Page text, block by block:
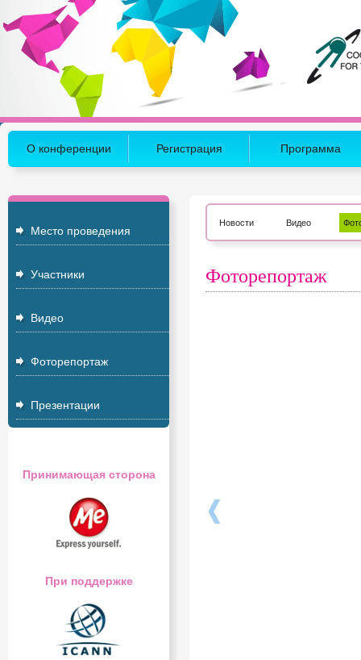
О конференции Регистрация Программа
Место проведения
Участники
Видео
Фоторепортаж
Презентации
Принимающая сторона
При поддержке
Новости Видео
Фоторепортаж